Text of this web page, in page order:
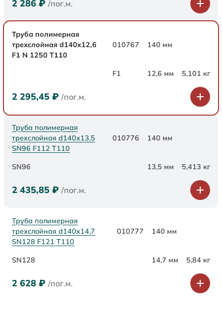
2 286 ₽ /пог.м.
Труба полимерная
трехслойная d140x12,6
F1 N 1250 Т110
010767 140 мм
F1 12,6 мм 5,101 кг
2 295,45 ₽ /пог.м.
Труба полимерная
трехслойная d140х13,5
SN96 F112 Т110
010776 140 мм
SN96 13,5 мм 5,413 кг
2 435,85 ₽ /пог.м.
Труба полимерная
трехслойная d140х14,7
SN128 F121 Т110
010777 140 мм
SN128 14,7 мм 5,84 кг
2 628 ₽ /пог.м.